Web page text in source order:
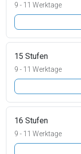
9 - 11 Werktage
15 Stufen
9 - 11 Werktage
16 Stufen
9 - 11 Werktage